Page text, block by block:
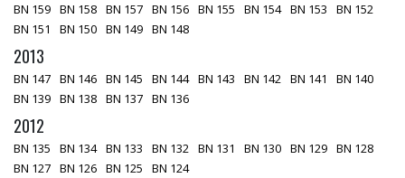
BN 159 BN 158 BN 157 BN 156 BN 155 BN 154 BN 153
BN 152
BN 151
BN 150 BN 149 BN 148
2013
BN 147 BN 146 BN 145 BN 144 BN 143 BN 142 BN 141
BN 140
BN 139 BN 138 BN 137 BN 136
2012
BN 135 BN 134 BN 133 BN 132 BN 131 BN 130 BN 129 BN 128
BN 127 BN 126 BN 125 BN 124